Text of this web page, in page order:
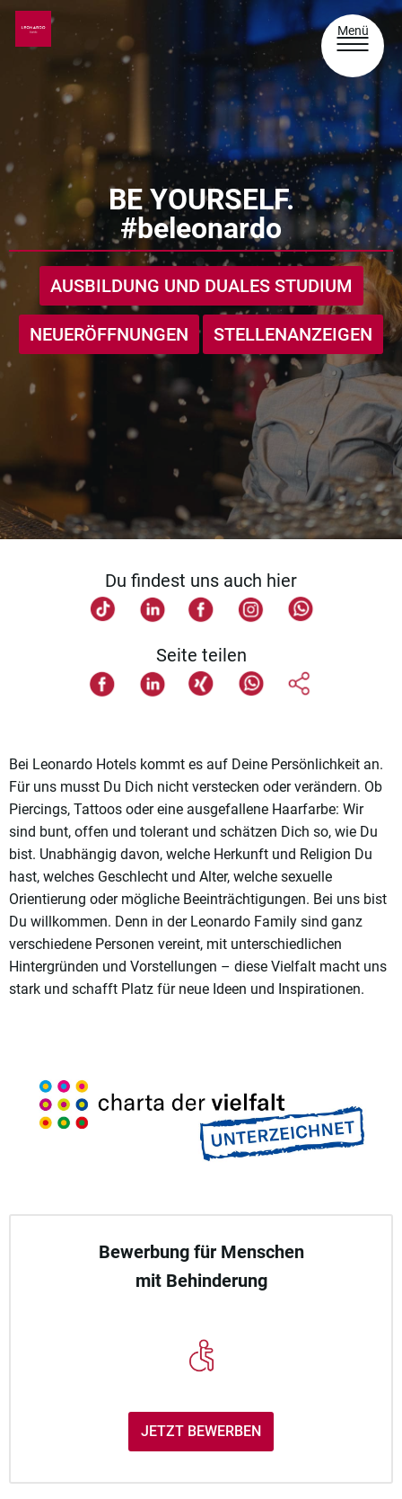
Menü
BE YOURSELF.
#beleonardo
AUSBILDUNG UND DUALES STUDIUM
NEUERÖFFNUNGEN STELLENANZEIGEN
Du findest uns auch hier
Seite teilen
Bei Leonardo Hotels kommt es auf Deine Persönlichkeit an.
Für uns musst Du Dich nicht verstecken oder verändern. Ob
Piercings, Tattoos oder eine ausgefallene Haarfarbe: Wir
sind bunt, offen und tolerant und schätzen Dich so, wie Du
bist. Unabhängig davon, welche Herkunft und Religion Du
hast, welches Geschlecht und Alter, welche sexuelle
Orientierung oder mögliche Beeinträchtigungen. Bei uns bist
Du willkommen. Denn in der Leonardo Family sind ganz
verschiedene Personen vereint, mit unterschiedlichen
Hintergründen und Vorstellungen – diese Vielfalt macht uns
stark und schafft Platz für neue Ideen und Inspirationen.
Bewerbung für Menschen
mit Behinderung
JETZT BEWERBEN